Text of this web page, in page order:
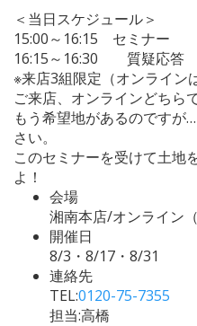
＜当日スケジュール＞
15:00～16:15 セミナー
16:15～16:30 質疑応答
※来店3組限定（オンライン
ご来店、オンラインどちら
もう希望地があるのですが
さい。
このセミナーを受けて土地
よ！
会場
湘南本店/オンライン
開催日
8/3・8/17・8/31
連絡先
TEL:0120-75-7355
担当:高橋